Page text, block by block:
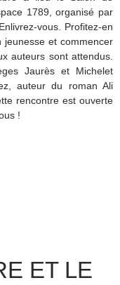
1789, organisé par
vous. Profitez-en
jeunesse et commencer
auteurs sont attendus.
Jaurès et Michelet
auteur du roman Ali
rencontre est ouverte
!
ET LE